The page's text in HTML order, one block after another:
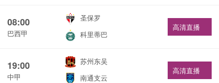
08:00
巴西甲
圣保罗
科里蒂巴
高清直播
19:00
中甲
苏州东吴
南通支云
高清直播